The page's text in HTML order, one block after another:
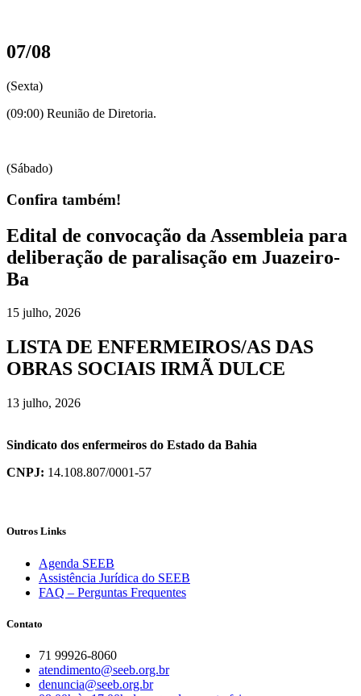
07/08
(Sexta)
(09:00) Reunião de Diretoria.
(Sábado)
Confira também!
Edital de convocação da Assembleia para
deliberação de paralisação em Juazeiro-
Ba
15 julho, 2026
LISTA DE ENFERMEIROS/AS DAS
OBRAS SOCIAIS IRMÃ DULCE
13 julho, 2026
Sindicato dos enfermeiros do Estado da Bahia
CNPJ: 14.108.807/0001-57
Outros Links
Agenda SEEB
Assistência Jurídica do SEEB
FAQ – Perguntas Frequentes
Contato
71 99926-8060
atendimento@seeb.org.br
denuncia@seeb.org.br